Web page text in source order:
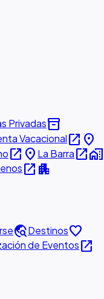
Privadasinventory_2
Vacacionalopen_in_new place
open_in_new place La Barraopen_in_newhome_work
open_in_new apartment
travel_exploreDestinosfavorite
de Eventosopen_in_new